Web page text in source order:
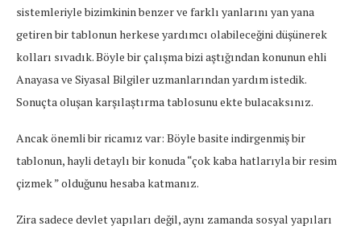
sistemleriyle bizimkinin benzer ve farklı yanlarını yan yana
getiren bir tablonun herkese yardımcı olabileceğini düşünerek
kolları sıvadık. Böyle bir çalışma bizi aştığından konunun ehli
Anayasa ve Siyasal Bilgiler uzmanlarından yardım istedik.
Sonuçta oluşan karşılaştırma tablosunu ekte bulacaksınız.
Ancak önemli bir ricamız var: Böyle basite indirgenmiş bir
tablonun, hayli detaylı bir konuda “çok kaba hatlarıyla bir resim
çizmek ” olduğunu hesaba katmanız.
Zira sadece devlet yapıları değil, aynı zamanda sosyal yapıları